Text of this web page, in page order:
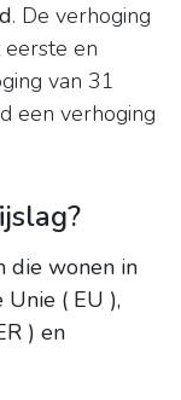
. De verhoging
en
van 31
een verhoging
die wonen in
( EU ),
) en